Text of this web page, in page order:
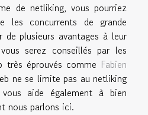
de netliking, vous pourriez
les concurrents de grande
plusieurs avantages à leur
serez conseillés par les
très éprouvés comme Fabien
ne se limite pas au netliking
aide également à bien
nous parlons ici.